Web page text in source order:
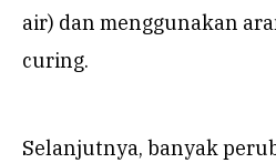
air) dan menggunakan
curing.
Selanjutnya, banyak